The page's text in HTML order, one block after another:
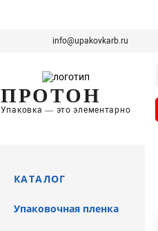
info@upakovkarb.ru
ПРОТОН
Упаковка — это элементарно
КАТАЛОГ
Упаковочная пленка